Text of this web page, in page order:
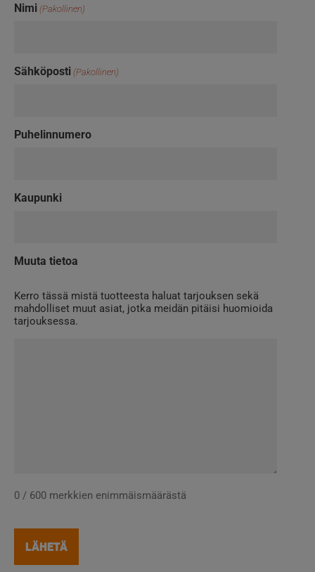
Nimi (Pakollinen)
Sähköposti (Pakollinen)
Puhelinnumero
Kaupunki
Muuta tietoa
Kerro tässä mistä tuotteesta haluat tarjouksen sekä
mahdolliset muut asiat, jotka meidän pitäisi huomioida
tarjouksessa.
0 / 600 merkkien enimmäismäärästä